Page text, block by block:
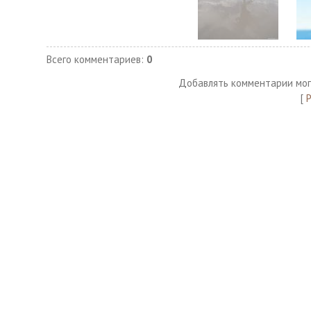
Всего комментариев: 0
Добавлять комментарии
[